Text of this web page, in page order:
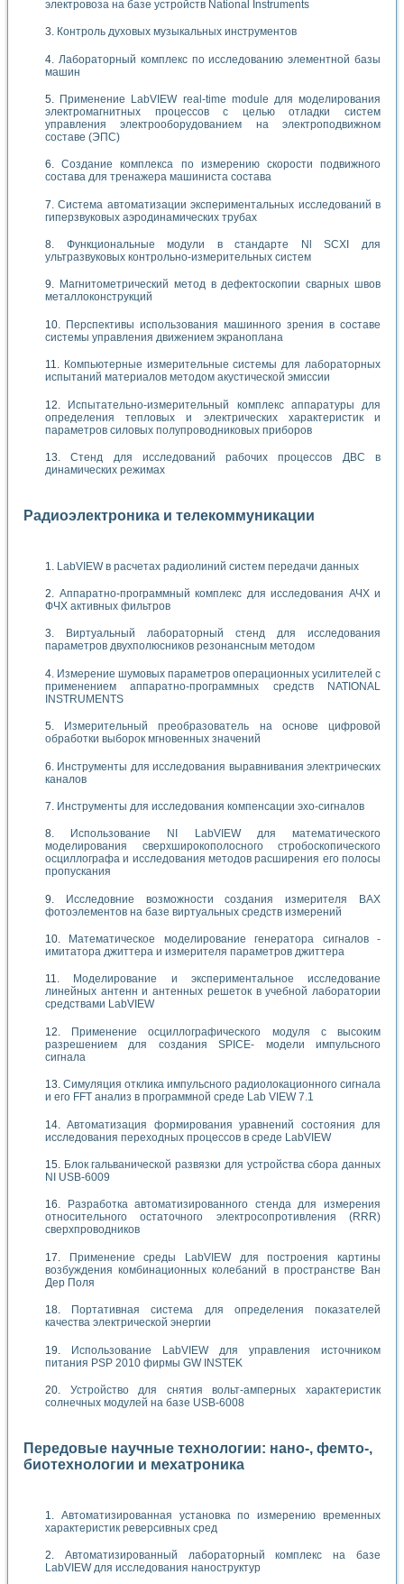
электровоза на базе устройств National Instruments
Контроль духовых музыкальных инструментов
Лабораторный комплекс по исследованию элементной базы
машин
Применение LabVIEW real-time module для моделирования
электромагнитных процессов с целью отладки систем
управления электрооборудованием на электроподвижном
составе (ЭПС)
Создание комплекса по измерению скорости подвижного
состава для тренажера машиниста состава
Система автоматизации экспериментальных исследований в
гиперзвуковых аэродинамических трубах
Функциональные модули в стандарте Nl SCXI для
ультразвуковых контрольно-измерительных систем
Магнитометрический метод в дефектоскопии сварных швов
металлоконструкций
Перспективы использования машинного зрения в составе
системы управления движением экраноплана
Компьютерные измерительные системы для лабораторных
испытаний материалов методом акустической эмиссии
Испытательно-измерительный комплекс аппаратуры для
определения тепловых и электрических характеристик и
параметров силовых полупроводниковых приборов
Стенд для исследований рабочих процессов ДВС в
динамических режимах
Радиоэлектроника и телекоммуникации
LabVIEW в расчетах радиолиний систем передачи данных
Аппаратно-программный комплекс для исследования АЧХ и
ФЧХ активных фильтров
Виртуальный лабораторный стенд для исследования
параметров двухполюсников резонансным методом
Измерение шумовых параметров операционных усилителей с
применением аппаратно-программных средств NATIONAL
INSTRUMENTS
Измерительный преобразователь на основе цифровой
обработки выборок мгновенных значений
Инструменты для исследования выравнивания электрических
каналов
Инструменты для исследования компенсации эхо-сигналов
Использование NI LabVIEW для математического
моделирования сверхширокополосного стробоскопического
осциллографа и исследования методов расширения его полосы
пропускания
Исследовние возможности создания измерителя ВАХ
фотоэлементов на базе виртуальных средств измерений
Математическое моделирование генератора сигналов -
имитатора джиттера и измерителя параметров джиттера
Моделирование и экспериментальное исследование
линейных антенн и антенных решеток в учебной лаборатории
средствами LabVIEW
Применение осциллографического модуля с высоким
разрешением для создания SPICE- модели импульсного
сигнала
Симуляция отклика импульсного радиолокационного сигнала
и его FFT анализ в программной среде Lab VIEW 7.1
Автоматизация формирования уравнений состояния для
исследования переходных процессов в среде LabVIEW
Блок гальванической развязки для устройства сбора данных
NI USB-6009
Разработка автоматизированного стенда для измерения
относительного остаточного электросопротивления (RRR)
сверхпроводников
Применение среды LabVIEW для построения картины
возбуждения комбинационных колебаний в пространстве Ван
Дер Поля
Портативная система для определения показателей
качества электрической энергии
Использование LabVIEW для управления источником
питания PSP 2010 фирмы GW INSTEK
Устройство для снятия вольт-амперных характеристик
солнечных модулей на базе USB-6008
Передовые научные технологии: нано-, фемто-,
биотехнологии и мехатроника
Автоматизированная установка по измерению временных
характеристик реверсивных сред
Автоматизированный лабораторный комплекс на базе
LabVIEW для исследования наноструктур